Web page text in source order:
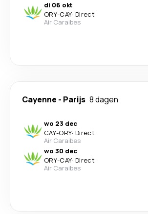
di 06 okt
ORY-CAY· Direct
Air Caraibes
Cayenne - Parijs 8 dagen
wo 23 dec
CAY-ORY· Direct
Air Caraibes
wo 30 dec
ORY-CAY· Direct
Air Caraibes